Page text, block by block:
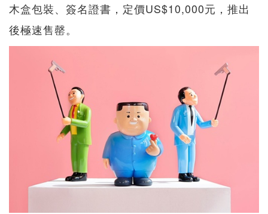
木盒包裝、簽名證書，定價US$10,000元，推出
後極速售罄。